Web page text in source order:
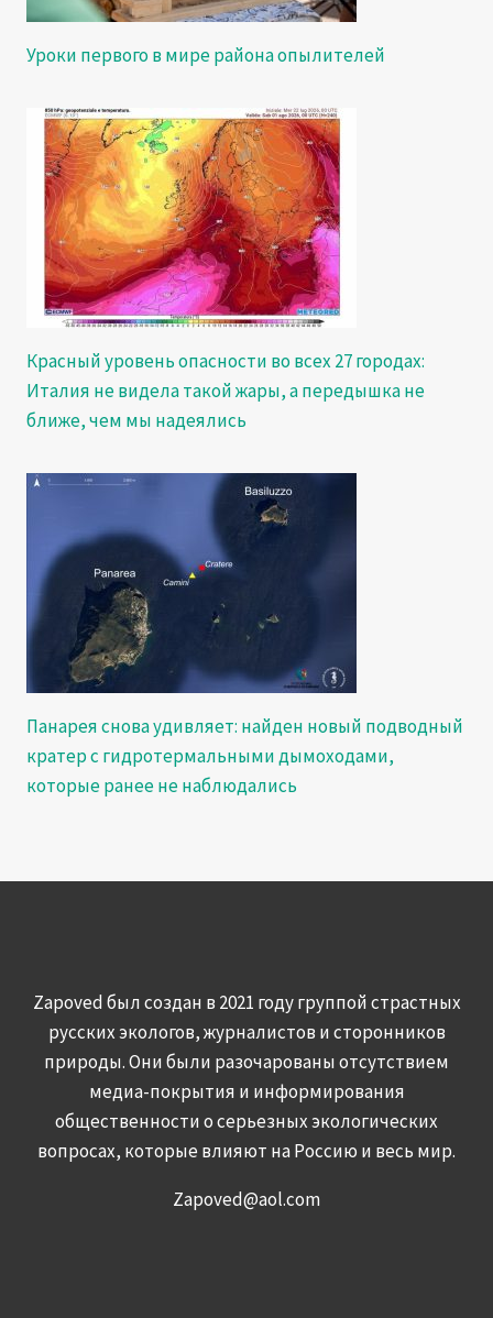
Уроки первого в мире района опылителей
Красный уровень опасности во всех 27 городах:
Италия не видела такой жары, а передышка не
ближе, чем мы надеялись
Панарея снова удивляет: найден новый подводный
кратер с гидротермальными дымоходами,
которые ранее не наблюдались
Zapoved был создан в 2021 году группой страстных
русских экологов, журналистов и сторонников
природы. Они были разочарованы отсутствием
медиа-покрытия и информирования
общественности о серьезных экологических
вопросах, которые влияют на Россию и весь мир.
Zapoved@aol.com